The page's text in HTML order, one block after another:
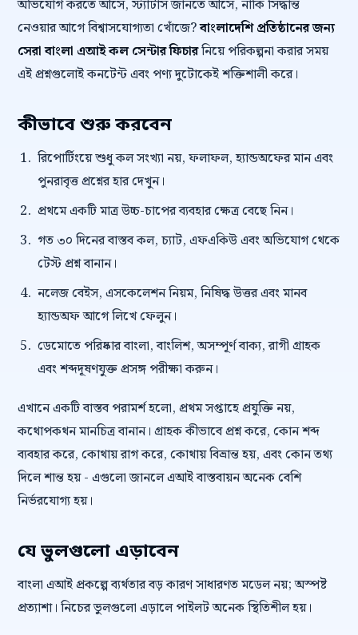
অভিযোগ করতে আসে, স্ট্যাটাস জানতে আসে, নাকি সিদ্ধান্ত
নেওয়ার আগে বিশ্বাসযোগ্যতা খোঁজে?বাংলাদেশি প্রতিষ্ঠানের জন্য
সেরা বাংলা এআই কল সেন্টার ফিচারনিয়ে পরিকল্পনা করার সময়
এই প্রশ্নগুলোই কনটেন্ট এবং পণ্য দুটোকেই শক্তিশালী করে।
কীভাবে শুরু করবেন
রিপোর্টিংয়ে শুধু কল সংখ্যা নয়, ফলাফল, হ্যান্ডঅফের মান এবং
পুনরাবৃত্ত প্রশ্নের হার দেখুন।
প্রথমে একটি মাত্র উচ্চ-চাপের ব্যবহার ক্ষেত্র বেছে নিন।
গত ৩০ দিনের বাস্তব কল, চ্যাট, এফএকিউ এবং অভিযোগ থেকে
টেস্ট প্রশ্ন বানান।
নলেজ বেইস, এসকেলেশন নিয়ম, নিষিদ্ধ উত্তর এবং মানব
হ্যান্ডঅফ আগে লিখে ফেলুন।
ডেমোতে পরিষ্কার বাংলা, বাংলিশ, অসম্পূর্ণ বাক্য, রাগী গ্রাহক
এবং শব্দদূষণযুক্ত প্রসঙ্গ পরীক্ষা করুন।
এখানে একটি বাস্তব পরামর্শ হলো, প্রথম সপ্তাহে প্রযুক্তি নয়,
কথোপকথন মানচিত্র বানান। গ্রাহক কীভাবে প্রশ্ন করে, কোন শব্দ
ব্যবহার করে, কোথায় রাগ করে, কোথায় বিভ্রান্ত হয়, এবং কোন তথ্য
দিলে শান্ত হয় - এগুলো জানলে এআই বাস্তবায়ন অনেক বেশি
নির্ভরযোগ্য হয়।
যে ভুলগুলো এড়াবেন
বাংলা এআই প্রকল্পে ব্যর্থতার বড় কারণ সাধারণত মডেল নয়; অস্পষ্ট
প্রত্যাশা। নিচের ভুলগুলো এড়ালে পাইলট অনেক স্থিতিশীল হয়।